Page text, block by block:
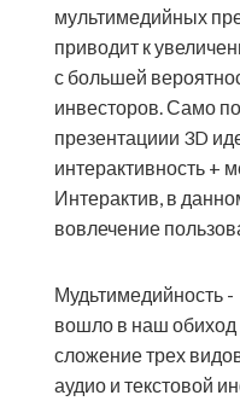
мультимедийных
приводит к
с большей
инвесторов.Само
презентациии 3D
интерактивность +
Интерактив, в
вовлечение
Мудьтимедийность
вошло в наш обиход
сложение трех
аудио и текстовой